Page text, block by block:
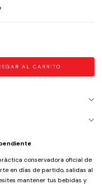
conservadora oficial de
en días de partido, salidas al
mantener tus bebidas y